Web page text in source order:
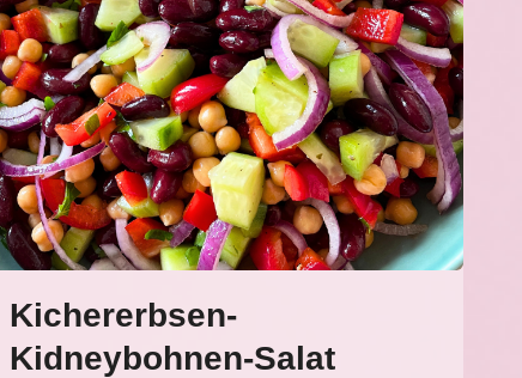
Kichererbsen-
Kidneybohnen-Salat